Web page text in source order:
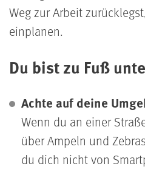
Weg zur Arbeit
einplanen.
Du bist zu Fuß
Achte auf deine
Wenn du an einer
über Ampeln und
du dich nicht von